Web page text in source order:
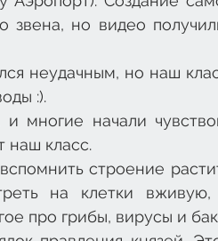
звена, но видео
неудачным, но наш
:).
многие начали
наш класс.
строение
на клетки
про грибы, вирусы и